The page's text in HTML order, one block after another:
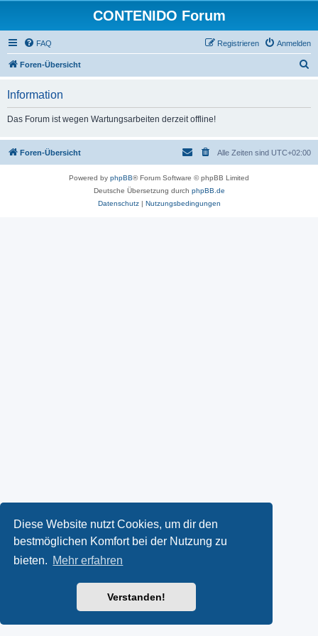
Diese Website nutzt Cookies, um dir den
bestmöglichen Komfort bei der Nutzung zu
bieten. Mehr erfahren
Verstanden!
CONTENIDO Forum
FAQ Anmelden
Registrieren
Foren-Übersicht
Information
Das Forum ist wegen Wartungsarbeiten derzeit offline!
Foren-Übersicht Alle Zeiten sind UTC+02:00
Powered by phpBB® Forum Software © phpBB Limited
Deutsche Übersetzung durch phpBB.de
Datenschutz| Nutzungsbedingungen